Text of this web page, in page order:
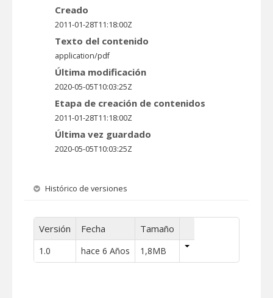
Creado
2011-01-28T11:18:00Z
Texto del contenido
application/pdf
Última modificación
2020-05-05T10:03:25Z
Etapa de creación de contenidos
2011-01-28T11:18:00Z
Última vez guardado
2020-05-05T10:03:25Z
Histórico de versiones
Versión Fecha Tamaño
1.0 hace 6 Años 1,8MB